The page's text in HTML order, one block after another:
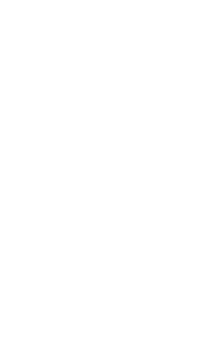
de Terceiros.
e
poderão permitir o
de Web sites de
ou
a termos de
de terceiros. O
pela
e quaisquer riscos
aplicáveis ao seu